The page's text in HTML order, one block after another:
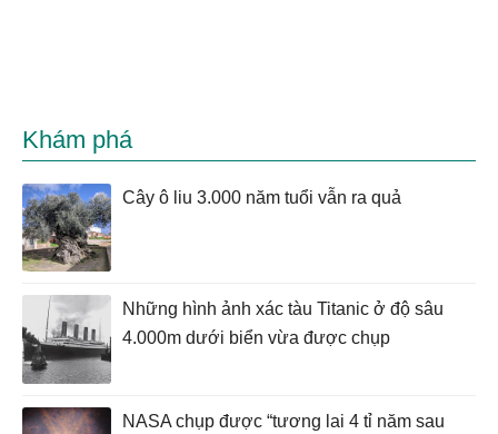
Khám phá
Cây ô liu 3.000 năm tuổi vẫn ra quả
Những hình ảnh xác tàu Titanic ở độ sâu
4.000m dưới biển vừa được chụp
NASA chụp được “tương lai 4 tỉ năm sau